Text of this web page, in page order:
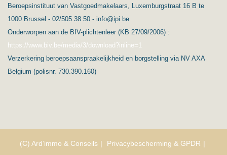
Beroepsinstituut van Vastgoedmakelaars, Luxemburgstraat 16 B te
1000 Brussel - 02/505.38.50 - info@ipi.be
Onderworpen aan de BIV-plichtenleer (KB 27/09/2006) :
https://www.biv.be/media/3/download?inline=1
Verzerkering beroepsaanspraakelijkheid en borgstelling via NV AXA
Belgium (polisnr. 730.390.160)
(C) Ard’immo & Conseils Privacybescherming & GPDR